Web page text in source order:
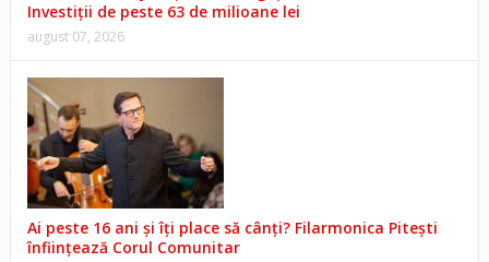
Investiții de peste 63 de milioane lei
august 07, 2026
Ai peste 16 ani și îți place să cânți? Filarmonica Pitești
înființează Corul Comunitar